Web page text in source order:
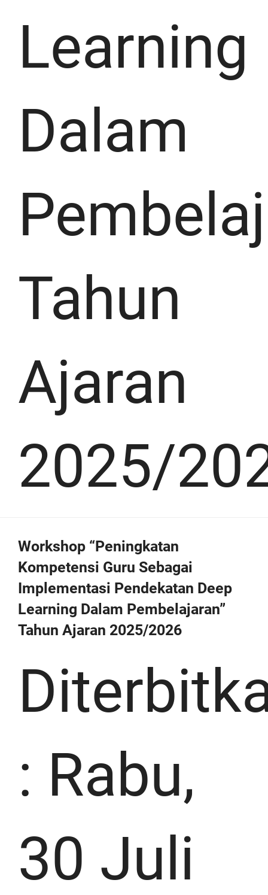
Learning
Dalam
Tahun
Ajaran
2025/
Workshop “Peningkatan
Kompetensi Guru Sebagai
Implementasi Pendekatan Deep
Learning Dalam Pembelajaran”
Tahun Ajaran 2025/2026
: Rabu,
30 Juli